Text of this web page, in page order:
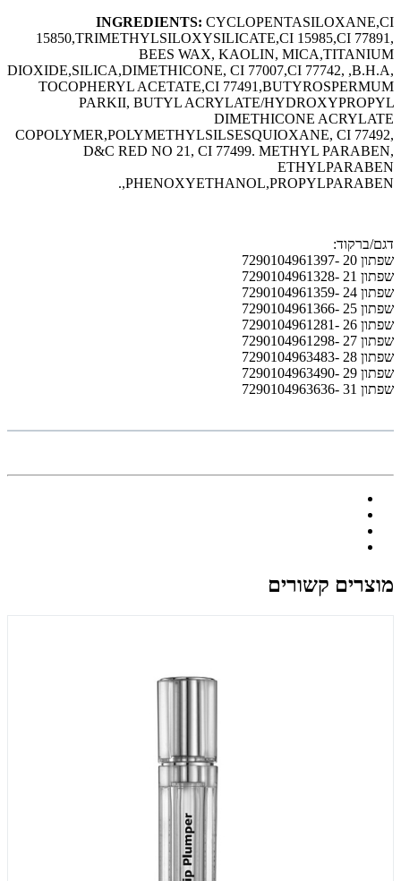
INGREDIENTS: CYCLOPENTASILOXANE,CI
15850,TRIMETHYLSILOXYSILICATE,CI 15985,CI 77891,
BEES WAX, KAOLIN, MICA,TITANIUM
DIOXIDE,SILICA,DIMETHICONE, CI 77007,CI 77742, ,B.H.A,
TOCOPHERYL ACETATE,CI 77491,BUTYROSPERMUM
PARKII, BUTYL ACRYLATE/HYDROXYPROPYL
DIMETHICONE ACRYLATE
COPOLYMER,POLYMETHYLSILSESQUIOXANE, CI 77492,
D&C RED NO 21, CI 77499. METHYL PARABEN,
ETHYLPARABEN
,PHENOXYETHANOL,PROPYLPARABEN.
דגם/ברקוד:
שפתון 20 -7290104961397
שפתון 21 -7290104961328
שפתון 24 -7290104961359
שפתון 25 -7290104961366
שפתון 26 -7290104961281
שפתון 27 -7290104961298
שפתון 28 -7290104963483
שפתון 29 -7290104963490
שפתון 31 -7290104963636
מוצרים קשורים